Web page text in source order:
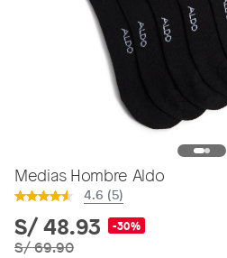
Medias Hombre Aldo
4.6 (5)
S/ 48.93 -30%
S/ 69.90